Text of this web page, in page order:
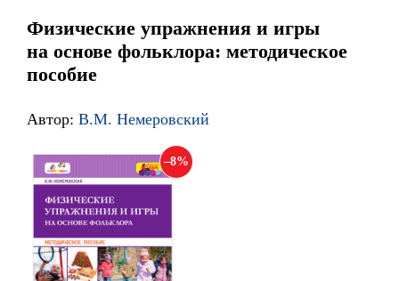
Физические упражнения и игры
на основе фольклора: методическое
пособие
Автор: В.М. Немеровский
8